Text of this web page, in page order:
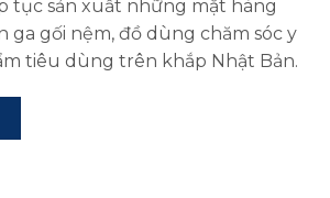
tục sản xuất những mặt hàng
ga gối nệm, đồ dùng chăm sóc y
tiêu dùng trên khắp Nhật Bản.